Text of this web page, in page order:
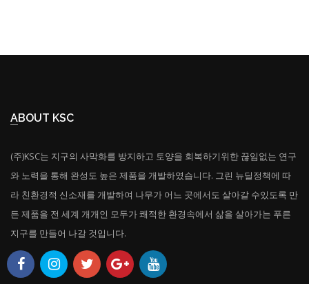
ABOUT KSC
(주)KSC는 지구의 사막화를 방지하고 토양을 회복하기위한 끊임없는 연구
와 노력을 통해 완성도 높은 제품을 개발하였습니다. 그린 뉴딜정책에 따
라 친환경적 신소재를 개발하여 나무가 어느 곳에서도 살아갈 수있도록 만
든 제품을 전 세계 개개인 모두가 쾌적한 환경속에서 삶을 살아가는 푸른
지구를 만들어 나갈 것입니다.